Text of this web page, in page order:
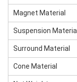
Magnet Material
Suspension Material
Surround Material
Cone Material